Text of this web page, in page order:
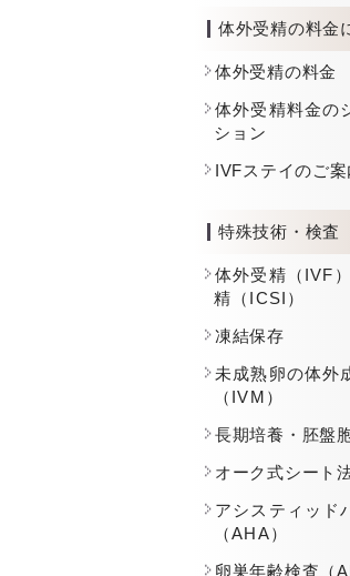
体外受精の料金
体外受精の料金
体外受精料金の
ション
IVFステイのご案
特殊技術・検査
体外受精（IVF
精（ICSI）
凍結保存
未成熟卵の体外
（IVM）
長期培養・胚盤
オーク式シート
アシスティッド
（AHA）
卵巣年齢検査（